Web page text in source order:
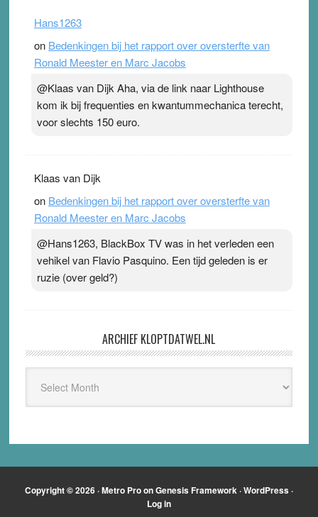
Hans1263
on Bedenkingen bij het rapport over oversterfte van
Ronald Meester en Marc Jacobs
@Klaas van Dijk Aha, via de link naar Lighthouse
kom ik bij frequenties en kwantummechanica terecht,
voor slechts 150 euro.
Klaas van Dijk
on Bedenkingen bij het rapport over oversterfte van
Ronald Meester en Marc Jacobs
@Hans1263, BlackBox TV was in het verleden een
vehikel van Flavio Pasquino. Een tijd geleden is er
ruzie (over geld?)
ARCHIEF KLOPTDATWEL.NL
Kloptdatwel.nl
Copyright © 2026 ·Metro ProonGenesis Framework ·WordPress ·
Log in